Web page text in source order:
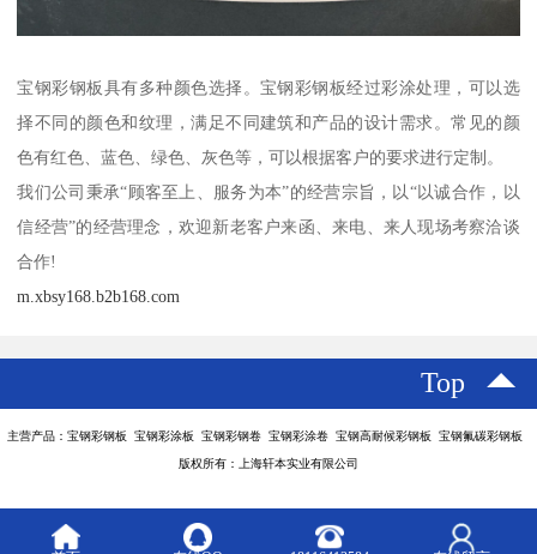
宝钢彩钢板具有多种颜色选择。宝钢彩钢板经过彩涂处理，可以选
择不同的颜色和纹理，满足不同建筑和产品的设计需求。常见的颜
色有红色、蓝色、绿色、灰色等，可以根据客户的要求进行定制。
我们公司秉承“顾客至上、服务为本”的经营宗旨，以“以诚合作，以
信经营”的经营理念，欢迎新老客户来函、来电、来人现场考察洽谈
合作!
m.xbsy168.b2b168.com
Top
主营产品：宝钢彩钢板 宝钢彩涂板 宝钢彩钢卷 宝钢彩涂卷 宝钢高耐候彩钢板 宝钢氟碳彩钢板
版权所有：上海轩本实业有限公司